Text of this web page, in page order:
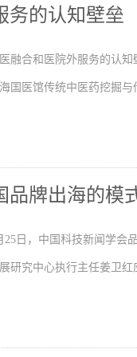
务的认知壁垒
融合和医院外服务的认
国医馆传统中医药挖掘
品牌出海的模
25日，中国科技新闻学会
研究中心执行主任姜卫